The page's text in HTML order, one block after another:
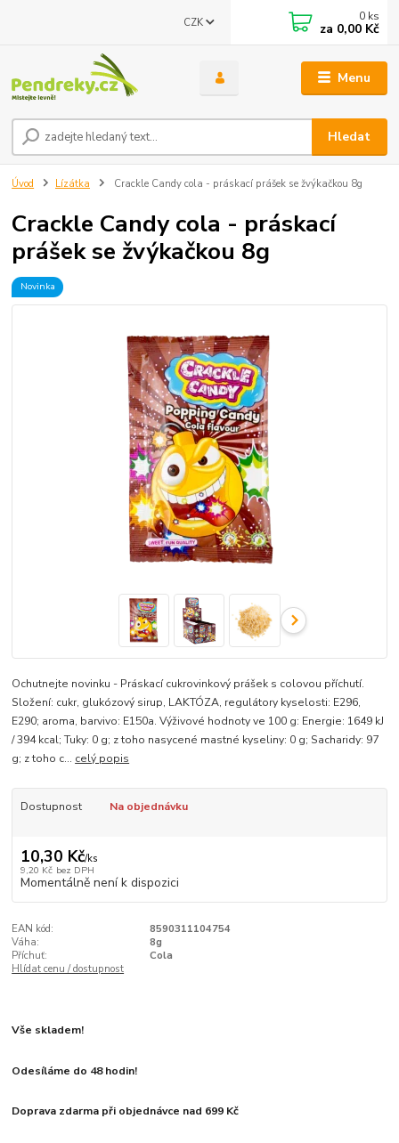
Menu
CZK
Hledat
0 ks
za 0,00 Kč
Úvod Lízátka Crackle Candy cola - práskací prášek se žvýkačkou 8g
Crackle Candy cola - práskací
prášek se žvýkačkou 8g
Novinka
Ochutnejte novinku - Práskací cukrovinkový prášek s colovou příchutí.
Složení: cukr, glukózový sirup, LAKTÓZA, regulátory kyselosti: E296,
E290; aroma, barvivo: E150a. Výživové hodnoty ve 100 g: Energie: 1649 kJ
/ 394 kcal; Tuky: 0 g; z toho nasycené mastné kyseliny: 0 g; Sacharidy: 97
g; z toho c... celý popis
Dostupnost Na objednávku
10,30 Kč/ks
9,20 Kč bez DPH
Momentálně není k dispozici
EAN kód:
8590311104754
Váha:
8g
Příchuť:
Cola
Hlídat cenu / dostupnost
Vše skladem!
Odesíláme do 48 hodin!
Doprava zdarma při objednávce nad 699 Kč